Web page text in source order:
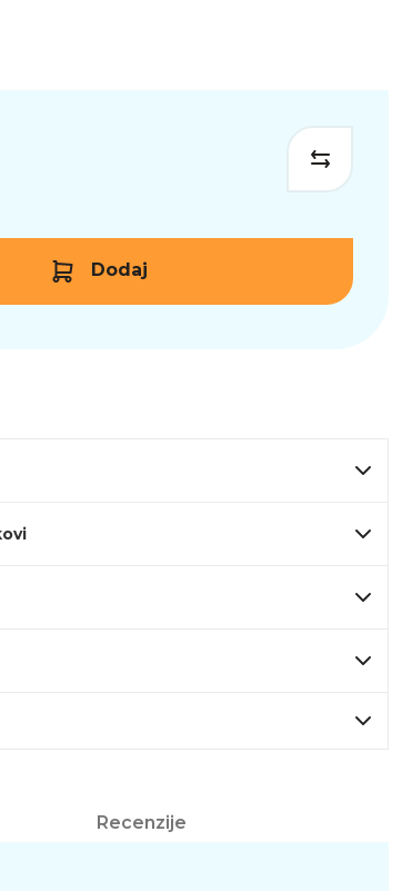
Dodaj
Recenzije